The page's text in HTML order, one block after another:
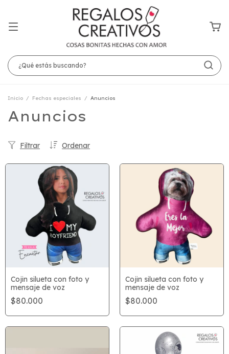
Inicio / Fechas especiales / Anuncios
Anuncios
Ordenar
Filtrar
Cojin silueta con foto y
mensaje de voz
$80.000
Cojin silueta con foto y
mensaje de voz
$80.000